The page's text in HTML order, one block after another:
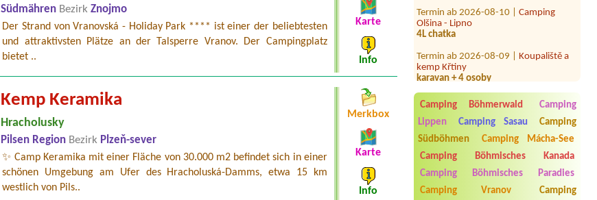
Olšina - Lipno
4L chatka
kemp Křtiny
karavan + 4 osoby
Dolanského mostu
Termin ab 2026-08-06 |Autokemp
Chata 4 osoby
Termin ab 2026-08-03 |
Příhrazy
1 camper place
Camping Böhmerwald
Camping
Lippen
Camping Sasau
Camping
Südböhmen
Camping Mácha-See
Camping Böhmisches Kanada
Camping Böhmisches Paradies
Camping Vranov
Camping
Südmähren Bezirk Znojmo
Der Strand von Vranovská - Holiday Park **** ist einer der beliebtesten
und attraktivsten Plätze an der Talsperre Vranov. Der Campingplatz
bietet ..
Karte
Info
Kemp Keramika
Hracholusky
Pilsen Region Bezirk Plzeň-sever
✨ Camp Keramika mit einer Fläche von 30.000 m2 befindet sich in einer
schönen Umgebung am Ufer des Hracholuská-Damms, etwa 15 km
westlich von Pils..
Merkbox
Karte
Info